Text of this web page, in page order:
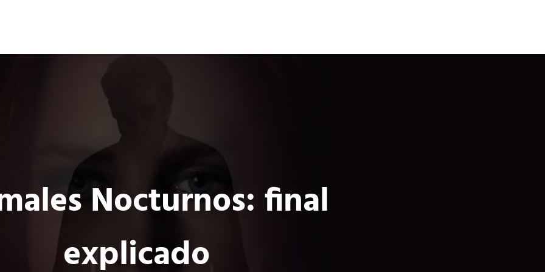
Comunidad de Ocio Online
Nocturnos: final
explicado